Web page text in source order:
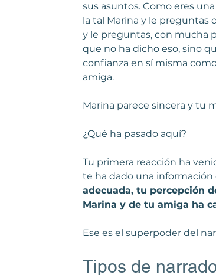
sus asuntos. Como eres
la tal Marina y le preguntas
y le preguntas, con mucha
que no ha dicho eso, sino
confianza en sí misma
amiga.
Marina parece sincera y tu
¿Qué ha pasado aquí?
Tu primera reacción ha
te ha dado una información
adecuada, tu percepción
Marina y de tu amiga ha
Ese es el superpoder del
Tipos de